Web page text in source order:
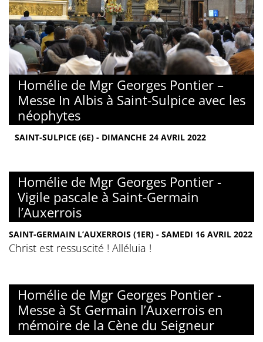
Homélie de Mgr Georges Pontier –
Messe In Albis à Saint-Sulpice avec les
néophytes
SAINT-SULPICE (6E) - DIMANCHE 24 AVRIL 2022
Homélie de Mgr Georges Pontier -
Vigile pascale à Saint-Germain
l’Auxerrois
SAINT-GERMAIN L’AUXERROIS (1ER) - SAMEDI 16 AVRIL 2022
Christ est ressuscité ! Alléluia !
Homélie de Mgr Georges Pontier -
Messe à St Germain l’Auxerrois en
mémoire de la Cène du Seigneur